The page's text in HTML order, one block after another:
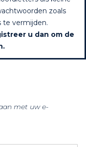
zoals
vermijden.
u dan om de
met uw e-